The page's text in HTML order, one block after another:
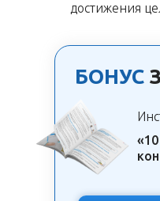
достижения
БОНУС